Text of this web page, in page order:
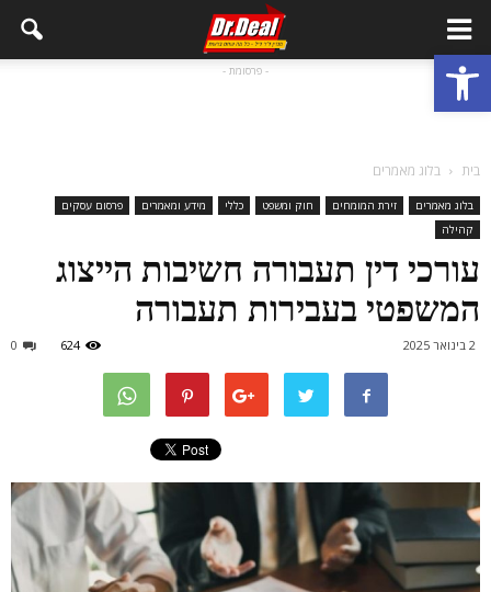
פתח סרגל נגישות - פרסומת -
בית בלוג מאמרים
בלוג מאמרים זירת המומחים חוק ומשפט כללי מידע ומאמרים
פרסום עסקים
קהילה
עורכי דין תעבורה חשיבות הייצוג
המשפטי בעבירות תעבורה
2 בינואר 2025 0 624